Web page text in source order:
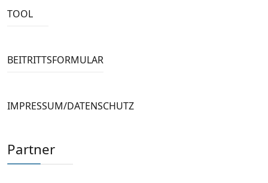
TOOL
BEITRITTSFORMULAR
IMPRESSUM/DATENSCHUTZ
Partner